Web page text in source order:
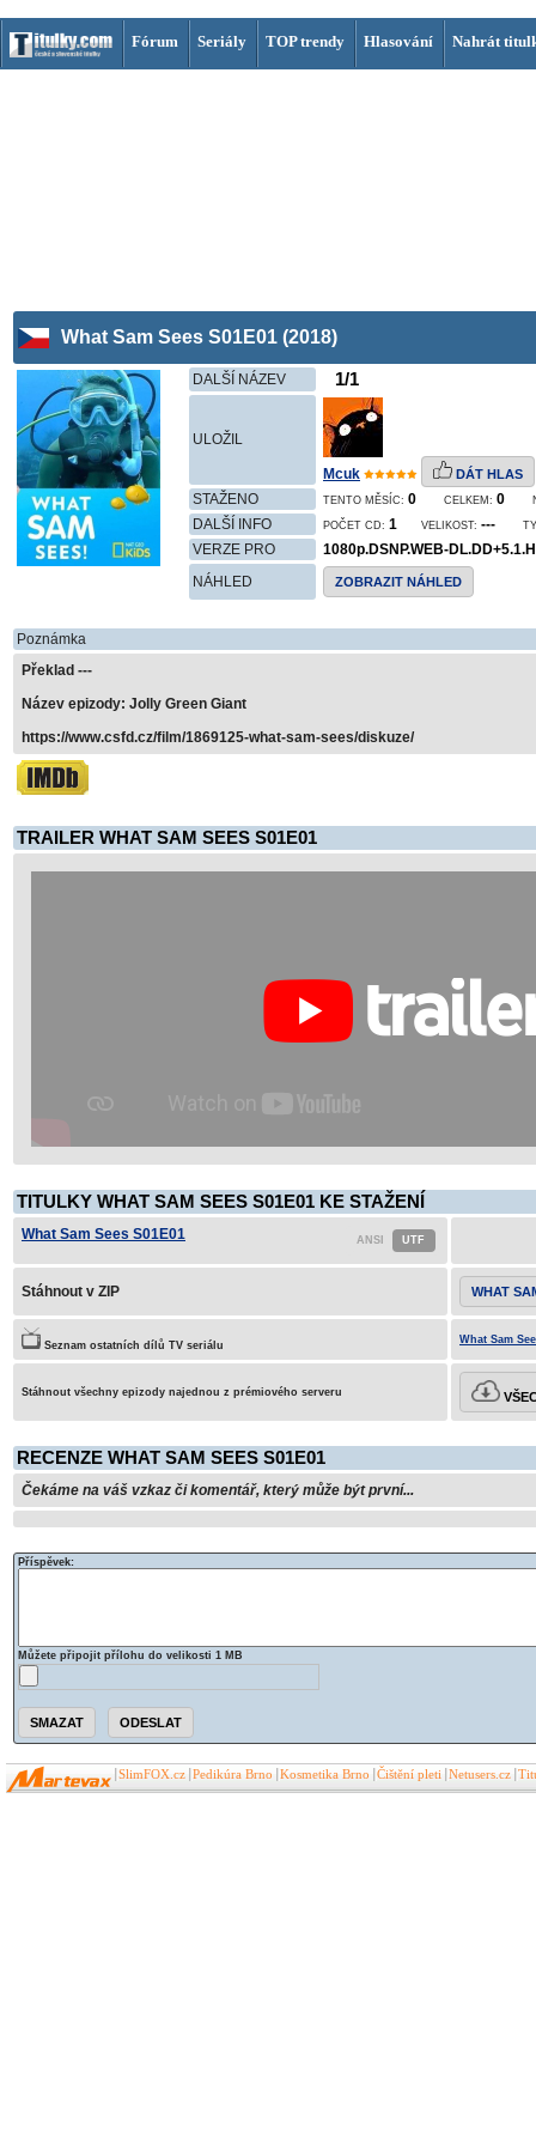
Fórum Seriály TOP trendy Hlasování Nahrát
What Sam Sees S01E01 (2018)
DALŠÍ NÁZEV 1/1
ULOŽIL
Mcuk DÁT HLAS
STAŽENO TENTO MĚSÍC: 0 CELKEM: 0
DALŠÍ INFO POČET CD: 1 VELIKOST: ---
VERZE PRO
1080p.DSNP.WEB-
NÁHLED
ZOBRAZIT NÁHLED
Poznámka
Překlad ---
Název epizody: Jolly Green Giant
https://www.csfd.cz/film/1869125-what-sam-sees/diskuze/
TRAILER WHAT SAM SEES S01E01
TITULKY WHAT SAM SEES S01E01 KE STAŽENÍ
What Sam Sees S01E01
Stáhnout v ZIP WHAT
Seznam ostatních dílů TV seriálu What Sam
Stáhnout všechny epizody najednou z prémiového serveru
RECENZE WHAT SAM SEES S01E01
Čekáme na váš vzkaz či komentář, který může být první...
Příspěvek:
Můžete připojit přílohu do velikosti 1 MB
SlimFOX.cz Pedikúra Brno Kosmetika Brno Čištění pleti Netusers.cz